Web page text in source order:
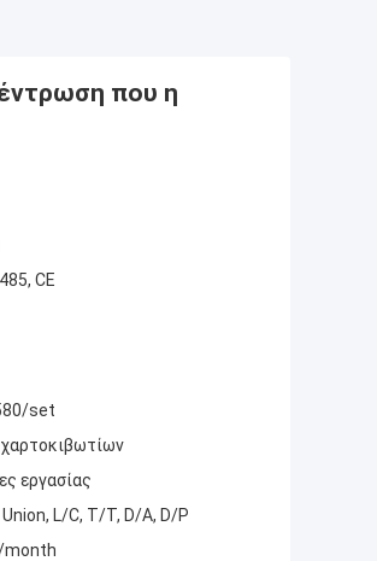
που η
CE
set
εργασίας
L/C, T/T, D/A, D/P